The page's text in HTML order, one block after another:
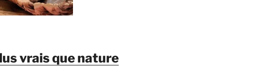
vrais que nature